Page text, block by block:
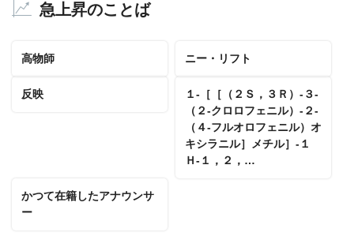
急上昇のことば
高物師 ニー・リフト
反映
１‐［［（２Ｓ，３Ｒ）‐３‐
（２‐クロロフェニル）‐２‐
（４‐フルオロフェニル）オ
キシラニル］メチル］‐１
Ｈ‐１，２，…
かつて在籍したアナウンサ
ー